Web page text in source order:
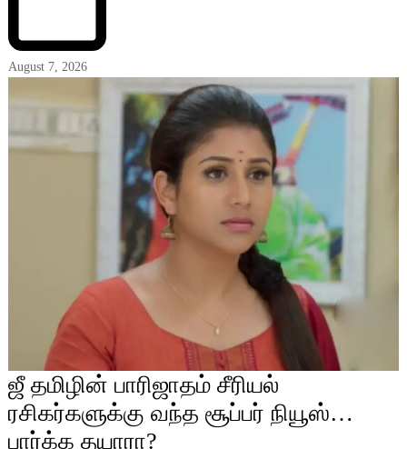
August 7, 2026
ஜீ தமிழின் பாரிஜாதம் சீரியல்
ரசிகர்களுக்கு வந்த சூப்பர் நியூஸ்…
பார்க்க தயாரா?